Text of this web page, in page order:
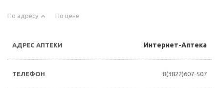
По адресу По цене
Интернет-Аптека
8(3822)607-507